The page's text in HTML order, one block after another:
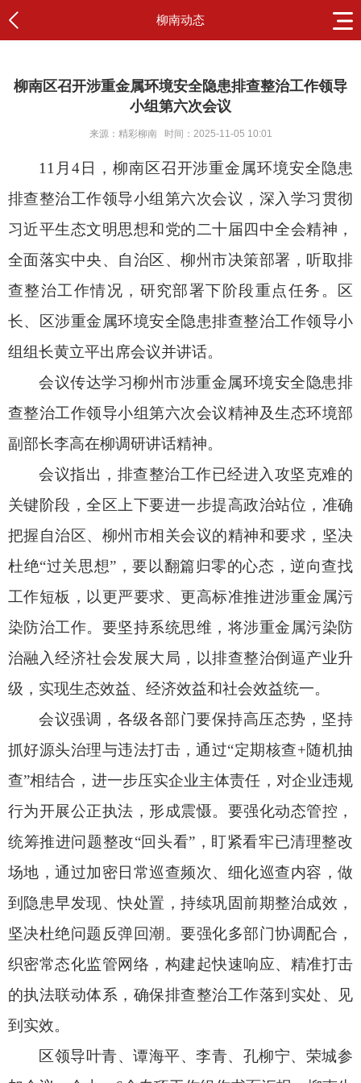
柳南动态
柳南区召开涉重金属环境安全隐患排查整治工作领导
小组第六次会议
来源：精彩柳南 时间：2025-11-05 10:01
11月4日，柳南区召开涉重金属环境安全隐患
排查整治工作领导小组第六次会议，深入学习贯彻
习近平生态文明思想和党的二十届四中全会精神，
全面落实中央、自治区、柳州市决策部署，听取排
查整治工作情况，研究部署下阶段重点任务。区
长、区涉重金属环境安全隐患排查整治工作领导小
组组长黄立平出席会议并讲话。
会议传达学习柳州市涉重金属环境安全隐患排
查整治工作领导小组第六次会议精神及生态环境部
副部长李高在柳调研讲话精神。
会议指出，排查整治工作已经进入攻坚克难的
关键阶段，全区上下要进一步提高政治站位，准确
把握自治区、柳州市相关会议的精神和要求，坚决
杜绝“过关思想”，要以翻篇归零的心态，逆向查找
工作短板，以更严要求、更高标准推进涉重金属污
染防治工作。要坚持系统思维，将涉重金属污染防
治融入经济社会发展大局，以排查整治倒逼产业升
级，实现生态效益、经济效益和社会效益统一。
会议强调，各级各部门要保持高压态势，坚持
抓好源头治理与违法打击，通过“定期核查+随机抽
查”相结合，进一步压实企业主体责任，对企业违规
行为开展公正执法，形成震慑。要强化动态管控，
统筹推进问题整改“回头看”，盯紧看牢已清理整改
场地，通过加密日常巡查频次、细化巡查内容，做
到隐患早发现、快处置，持续巩固前期整治成效，
坚决杜绝问题反弹回潮。要强化多部门协调配合，
织密常态化监管网络，构建起快速响应、精准打击
的执法联动体系，确保排查整治工作落到实处、见
到实效。
区领导叶青、谭海平、李青、孔柳宁、荣城参